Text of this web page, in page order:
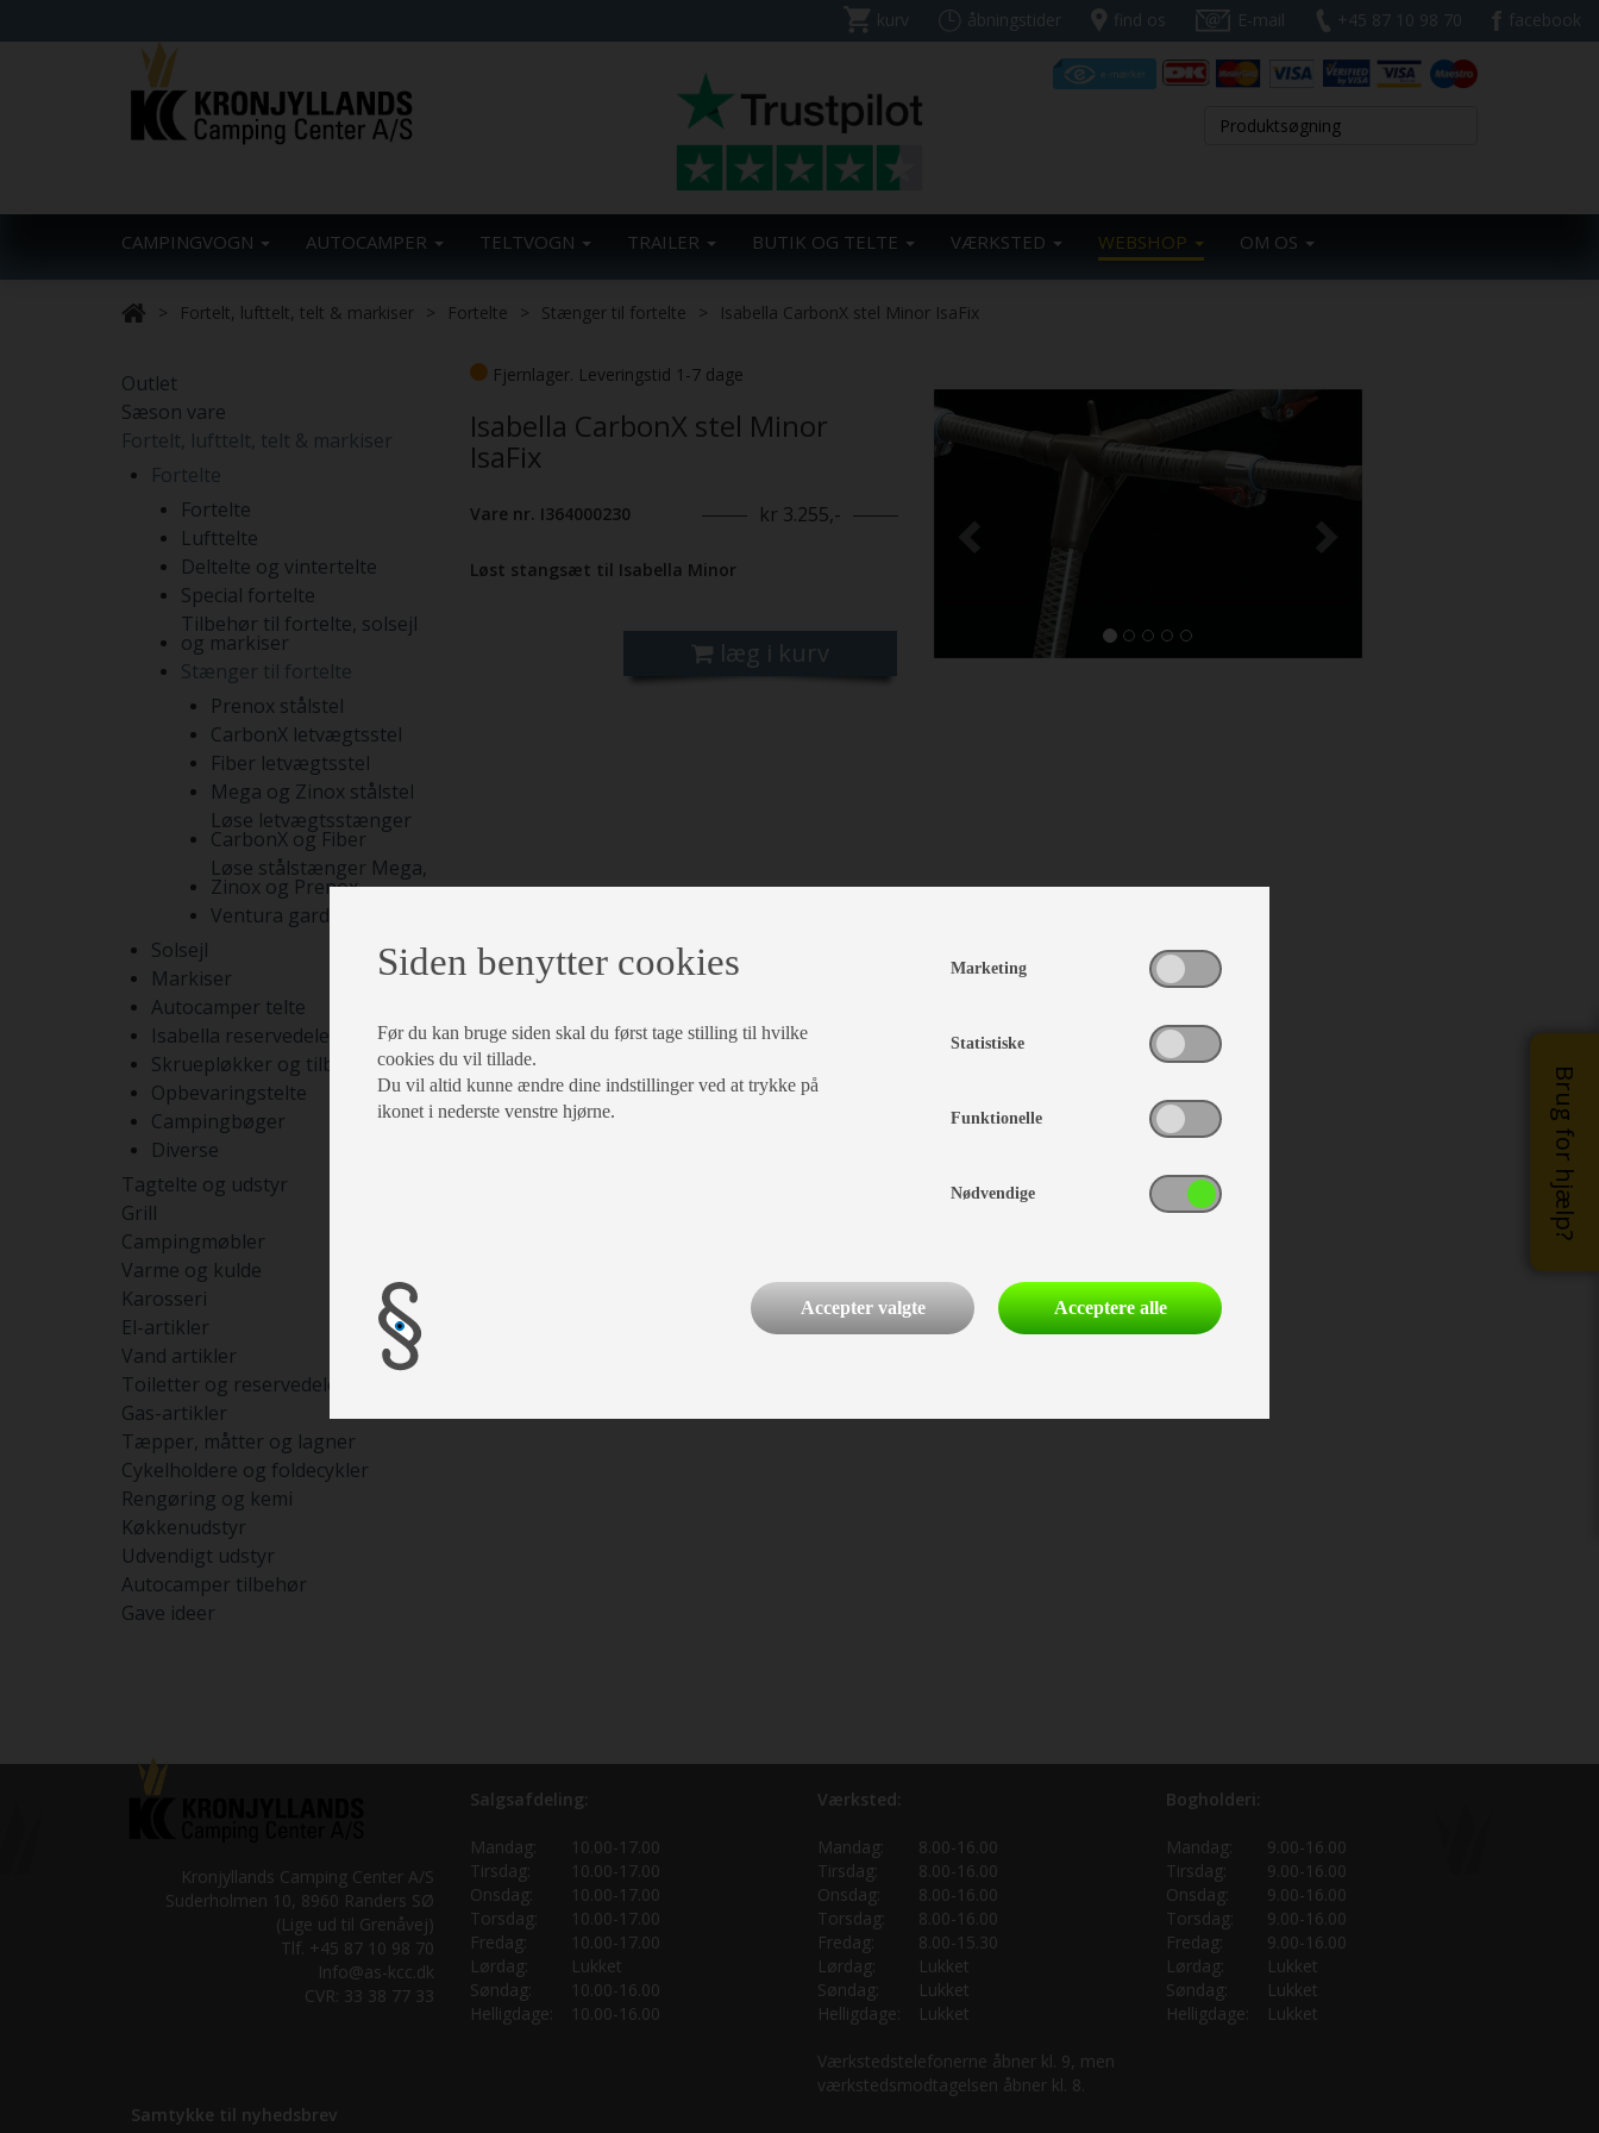
kurv åbningstider find os E-mail +45 87 10 98 70 facebook
CAMPINGVOGN AUTOCAMPER TELTVOGN TRAILER BUTIK OG TELTE VÆRKSTED WEBSHOP OM OS
Brug for hjælp?
Fortelt, lufttelt, telt & markiser Fortelte Stænger til fortelte Isabella CarbonX stel Minor IsaFix
Outlet
Sæson vare
Fortelt, lufttelt, telt & markiser
Fortelte
Fortelte
Lufttelte
Deltelte og vintertelte
Special fortelte
Tilbehør til fortelte, solsejl
og markiser
Stænger til fortelte
Prenox stålstel
CarbonX letvægtsstel
Fiber letvægtsstel
Mega og Zinox stålstel
Løse letvægtsstænger
CarbonX og Fiber
Løse stålstænger Mega,
Zinox og Prenox
Ventura gardinstænger
Solsejl
Markiser
Autocamper telte
Isabella reservedele
Skruepløkker og tilbehør
Opbevaringstelte
Campingbøger
Diverse
Tagtelte og udstyr
Grill
Campingmøbler
Varme og kulde
Karosseri
El-artikler
Vand artikler
Toiletter og reservedele
Gas-artikler
Tæpper, måtter og lagner
Cykelholdere og foldecykler
Rengøring og kemi
Køkkenudstyr
Udvendigt udstyr
Autocamper tilbehør
Gave ideer
Fjernlager. Leveringstid 1-7 dage
Isabella CarbonX stel Minor
IsaFix
Vare nr. I364000230 kr 3.255,-
Løst stangsæt til Isabella Minor
læg i kurv
Kronjyllands Camping Center A/S
Suderholmen 10, 8960 Randers SØ
(Lige ud til Grenåvej)
Tlf. +45 87 10 98 70
Info@as-kcc.dk
CVR: 33 38 77 33
Samtykke til nyhedsbrev
Salgsafdeling:
Mandag:
10.00-17.00
Tirsdag:
10.00-17.00
Onsdag:
10.00-17.00
Torsdag:
10.00-17.00
Fredag:
10.00-17.00
Lørdag:
Lukket
Søndag:
10.00-16.00
Helligdage:
10.00-16.00
Værksted:
Mandag:
8.00-16.00
Tirsdag:
8.00-16.00
Onsdag:
8.00-16.00
Torsdag:
8.00-16.00
Fredag:
8.00-15.30
Lørdag:
Lukket
Søndag:
Lukket
Helligdage:
Lukket
Værkstedstelefonerne åbner kl. 9, men
værkstedsmodtagelsen åbner kl. 8.
Bogholderi:
Mandag:
9.00-16.00
Tirsdag:
9.00-16.00
Onsdag:
9.00-16.00
Torsdag:
9.00-16.00
Fredag:
9.00-16.00
Lørdag:
Lukket
Søndag:
Lukket
Helligdage:
Lukket
Siden benytter cookies
Før du kan bruge siden skal du først tage stilling til hvilke
cookies du vil tillade.
Du vil altid kunne ændre dine indstillinger ved at trykke på
ikonet i nederste venstre hjørne.
Marketing
Statistiske
Funktionelle
Nødvendige
Accepter valgte Acceptere alle